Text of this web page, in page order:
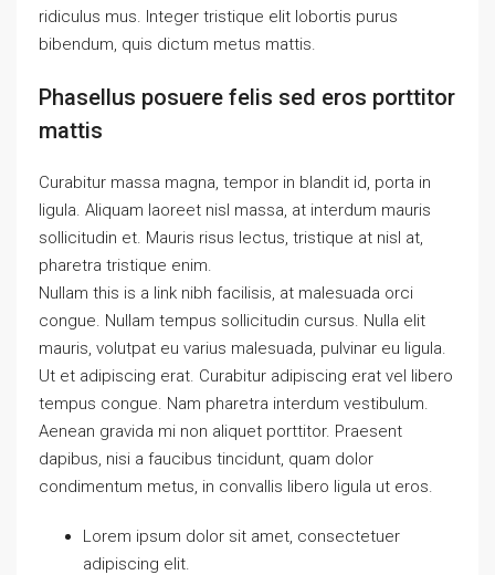
ridiculus mus. Integer tristique elit lobortis purus
bibendum, quis dictum metus mattis.
Phasellus posuere felis sed eros porttitor
mattis
Curabitur massa magna, tempor in blandit id, porta in
ligula. Aliquam laoreet nisl massa, at interdum mauris
sollicitudin et. Mauris risus lectus, tristique at nisl at,
pharetra tristique enim.
Nullam this is a link nibh facilisis, at malesuada orci
congue. Nullam tempus sollicitudin cursus. Nulla elit
mauris, volutpat eu varius malesuada, pulvinar eu ligula.
Ut et adipiscing erat. Curabitur adipiscing erat vel libero
tempus congue. Nam pharetra interdum vestibulum.
Aenean gravida mi non aliquet porttitor. Praesent
dapibus, nisi a faucibus tincidunt, quam dolor
condimentum metus, in convallis libero ligula ut eros.
Lorem ipsum dolor sit amet, consectetuer
adipiscing elit.